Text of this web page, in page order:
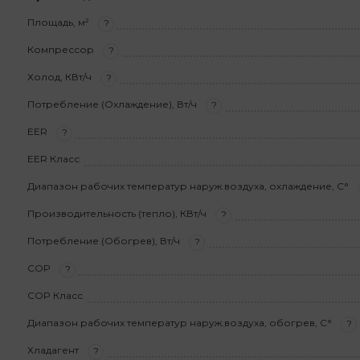
Площадь, м² ?
Компрессор ?
Холод, КВт/ч ?
Потребление (Охлаждение), Вт/ч ?
EER ?
EER Класс
Диапазон рабочих температур наруж.воздуха, охлаждение, С°
Производительность (тепло), КВт/ч ?
Потребление (Обогрев), Вт/ч ?
COP ?
COP Класс
Диапазон рабочих температур наруж.воздуха, обогрев, С° ?
Хладагент ?